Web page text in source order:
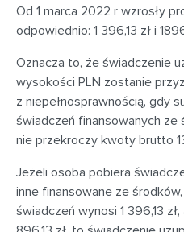
Od 1 marca 2022 r wzrosły
odpowiednio: 1 396,13 zł i
Oznacza to, że świadczenie
wysokości PLN zostanie
z niepełnosprawnością, gdy
świadczeń finansowanych ze
nie przekroczy kwoty brutto
Jeżeli osoba pobiera
inne finansowane ze
świadczeń wynosi 1 396,13